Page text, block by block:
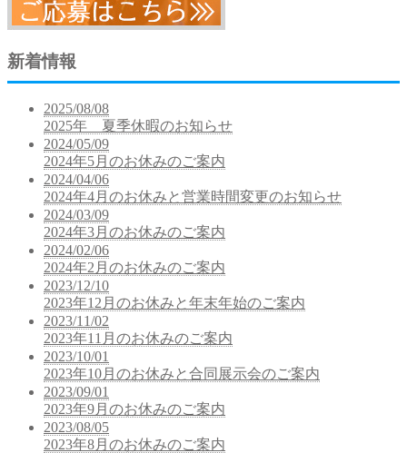
新着情報
2025/08/08
2025年 夏季休暇のお知らせ
2024/05/09
2024年5月のお休みのご案内
2024/04/06
2024年4月のお休みと営業時間変更のお知らせ
2024/03/09
2024年3月のお休みのご案内
2024/02/06
2024年2月のお休みのご案内
2023/12/10
2023年12月のお休みと年末年始のご案内
2023/11/02
2023年11月のお休みのご案内
2023/10/01
2023年10月のお休みと合同展示会のご案内
2023/09/01
2023年9月のお休みのご案内
2023/08/05
2023年8月のお休みのご案内